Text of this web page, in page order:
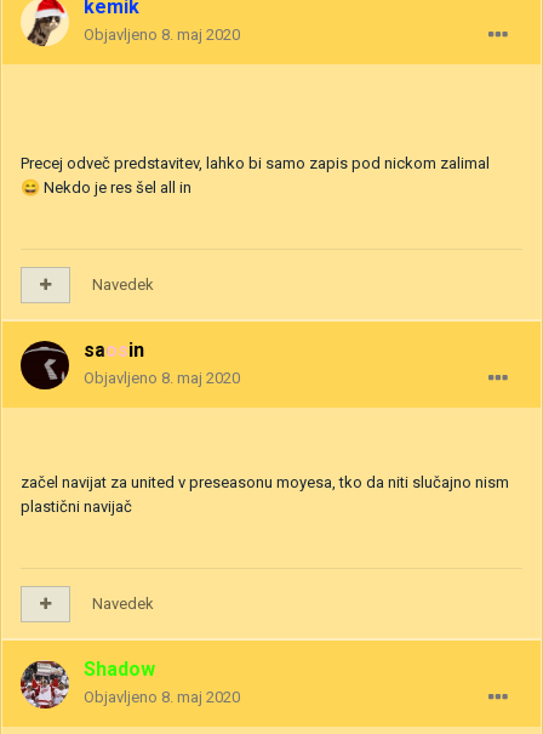
kemik
Objavljeno 8. maj 2020
Precej odveč predstavitev, lahko bi samo zapis pod nickom zalimal
😄 Nekdo je res šel all in
Navedek
saosin
Objavljeno 8. maj 2020
začel navijat za united v preseasonu moyesa, tko da niti slučajno nism
plastični navijač
Navedek
Shadow
Objavljeno 8. maj 2020